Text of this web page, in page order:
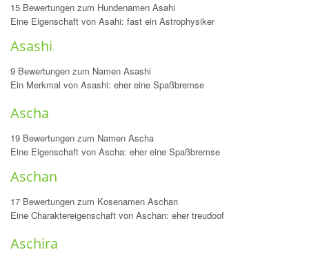
15 Bewertungen zum Hundenamen Asahi
Eine Eigenschaft von Asahi: fast ein Astrophysiker
Asashi
9 Bewertungen zum Namen Asashi
Ein Merkmal von Asashi: eher eine Spaßbremse
Ascha
19 Bewertungen zum Namen Ascha
Eine Eigenschaft von Ascha: eher eine Spaßbremse
Aschan
17 Bewertungen zum Kosenamen Aschan
Eine Charaktereigenschaft von Aschan: eher treudoof
Aschira